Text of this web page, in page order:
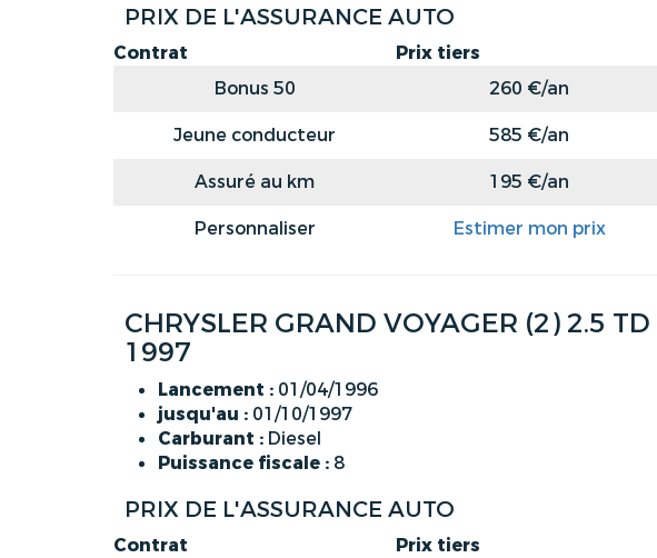
PRIX DE L'ASSURANCE AUTO
Contrat Prix tiers
Bonus 50
260 €/an
Jeune conducteur
585 €/an
Assuré au km
195 €/an
Personnaliser
Estimer mon prix
CHRYSLER GRAND VOYAGER (2) 2.5
1997
Lancement : 01/04/1996
jusqu'au : 01/10/1997
Carburant : Diesel
Puissance fiscale : 8
PRIX DE L'ASSURANCE AUTO
Contrat Prix tiers